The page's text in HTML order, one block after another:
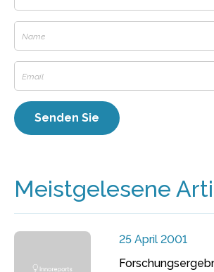
Meistgelesene
25 April 2001